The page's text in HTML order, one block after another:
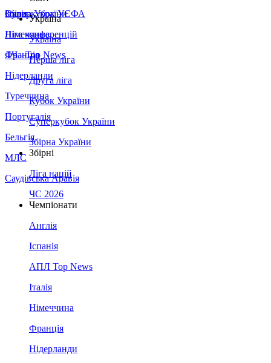
Збірна України
Італія
Німеччина
Франція
Нідерланди
Туреччина
Португалія
Бельгія
МЛС
Саудівська Аравія
Суперкубок УЄФА
Ліга конференцій
ЛЧ - Top News
Україна
Україна
Перша ліга
Друга ліга
Кубок України
Суперкубок України
Збірна України
Збірні
Ліга націй
ЧС 2026
Чемпіонати
Англія
Іспанія
АПЛ Top News
Італія
Німеччина
Франція
Нідерланди